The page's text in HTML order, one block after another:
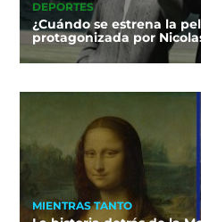
DEPORTES
¿Cuándo se estrena la
protagonizada por
MIENTRAS TANTO